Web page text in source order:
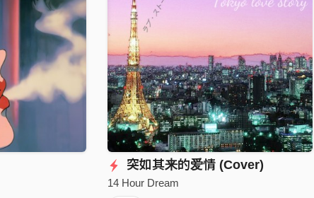
突如其来的爱情 (Cover)
14 Hour Dream